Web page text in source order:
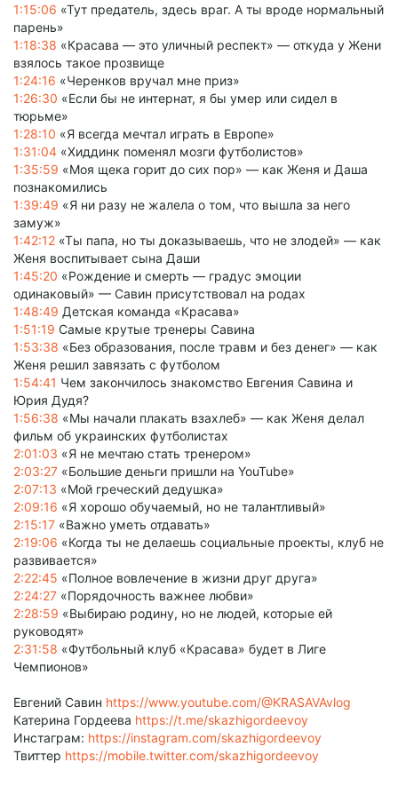
1:15:06 «Тут предатель, здесь враг. А ты вроде нормальный
парень»
1:18:38 «Красава — это уличный респект» — откуда у Жени
взялось такое прозвище
1:24:16 «Черенков вручал мне приз»
1:26:30 «Если бы не интернат, я бы умер или сидел в
тюрьме»
1:28:10 «Я всегда мечтал играть в Европе»
1:31:04 «Хиддинк поменял мозги футболистов»
1:35:59 «Моя щека горит до сих пор» — как Женя и Даша
познакомились
1:39:49 «Я ни разу не жалела о том, что вышла за него
замуж»
1:42:12 «Ты папа, но ты доказываешь, что не злодей» — как
Женя воспитывает сына Даши
1:45:20 «Рождение и смерть — градус эмоции
одинаковый» — Савин присутствовал на родах
1:48:49 Детская команда «Красава»
1:51:19 Самые крутые тренеры Савина
1:53:38 «Без образования, после травм и без денег» — как
Женя решил завязать с футболом
1:54:41 Чем закончилось знакомство Евгения Савина и
Юрия Дудя?
1:56:38 «Мы начали плакать взахлеб» — как Женя делал
фильм об украинских футболистах
2:01:03 «Я не мечтаю стать тренером»
2:03:27 «Большие деньги пришли на YouTube»
2:07:13 «Мой греческий дедушка»
2:09:16 «Я хорошо обучаемый, но не талантливый»
2:15:17 «Важно уметь отдавать»
2:19:06 «Когда ты не делаешь социальные проекты, клуб не
развивается»
2:22:45 «Полное вовлечение в жизни друг друга»
2:24:27 «Порядочность важнее любви»
2:28:59 «Выбираю родину, но не людей, которые ей
руководят»
2:31:58 «Футбольный клуб «Красава» будет в Лиге
Чемпионов»
Евгений Савин https://www.youtube.com/@KRASAVAvlog
Катерина Гордеева https://t.me/skazhigordeevoy
Инстаграм: https://instagram.com/skazhigordeevoy
Твиттер https://mobile.twitter.com/skazhigordeevoy